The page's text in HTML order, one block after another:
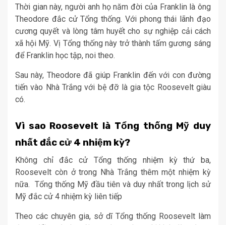
Thời gian này, người anh họ năm đời của Franklin là ông
Theodore đắc cử Tổng thống. Với phong thái lãnh đạo
cương quyết và lòng tâm huyết cho sự nghiệp cải cách
xã hội Mỹ. Vị Tổng thống này trở thành tấm gương sáng
để Franklin học tập, noi theo.
Sau này, Theodore đã giúp Franklin đến với con đường
tiến vào Nhà Trắng với bệ đỡ là gia tộc Roosevelt giàu
có.
Vì sao Roosevelt là Tổng thống Mỹ duy
nhất đắc cử 4 nhiệm kỳ?
Không chỉ đắc cử Tổng thống nhiệm kỳ thứ ba,
Roosevelt còn ở trong Nhà Trắng thêm một nhiệm kỳ
nữa. Tổng thống Mỹ đầu tiên và duy nhất trong lịch sử
Mỹ đắc cử 4 nhiệm kỳ liên tiếp
Theo các chuyên gia, sở dĩ Tổng thống Roosevelt làm